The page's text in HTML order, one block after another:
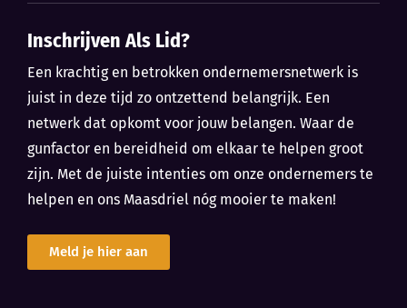
Inschrijven Als Lid?
Een krachtig en betrokken ondernemersnetwerk is
juist in deze tijd zo ontzettend belangrijk. Een
netwerk dat opkomt voor jouw belangen. Waar de
gunfactor en bereidheid om elkaar te helpen groot
zijn. Met de juiste intenties om onze ondernemers te
helpen en ons Maasdriel nóg mooier te maken!
Meld je hier aan